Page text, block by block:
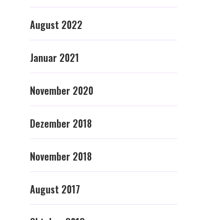
August 2022
Januar 2021
November 2020
Dezember 2018
November 2018
August 2017